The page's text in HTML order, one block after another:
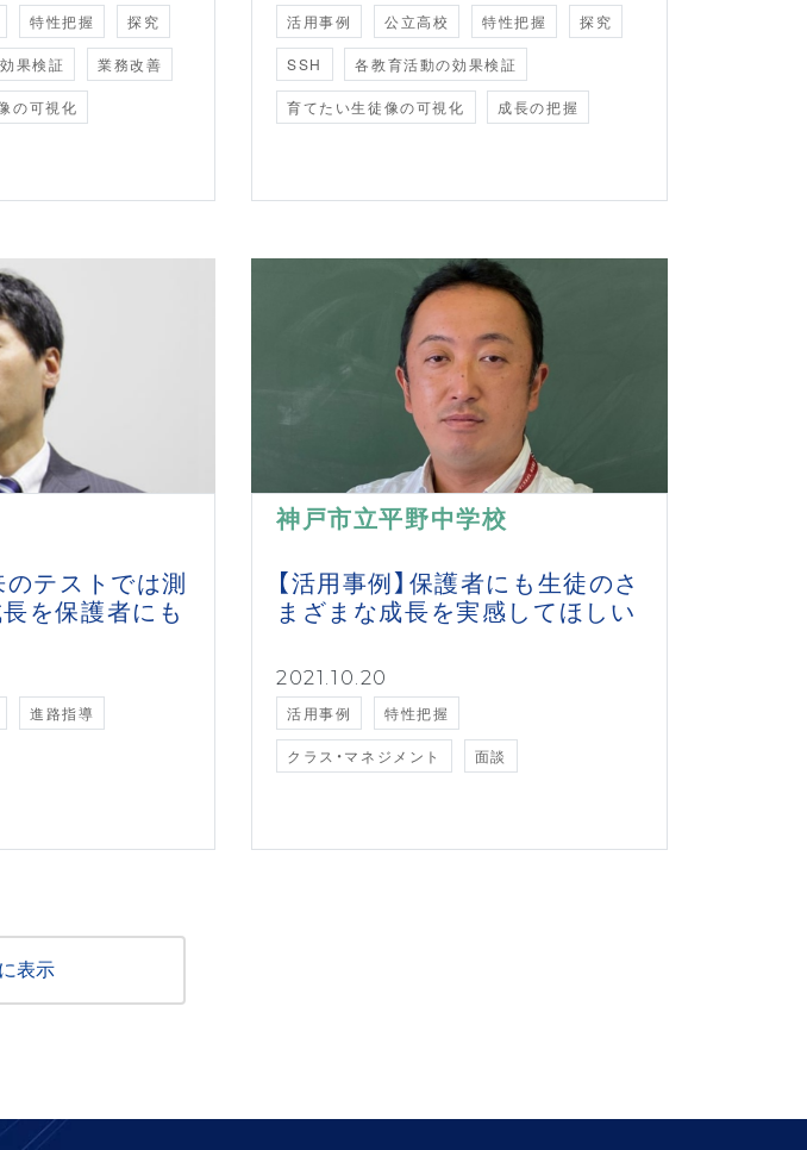
特性把握 探究
果検証 業務改善
の可視化
活用事例 公立高校 特性把握 探究
SSH 各教育活動の効果検証
育てたい生徒像の可視化 成長の把握
のテストでは測
を保護者にも
進路指導
神戸市立平野中学校
【活用事例】保護者にも生徒のさ
まざまな成長を実感してほしい
2021.10.20
活用事例 特性把握
クラス・マネジメント 面談
表示